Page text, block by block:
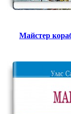
Майстер